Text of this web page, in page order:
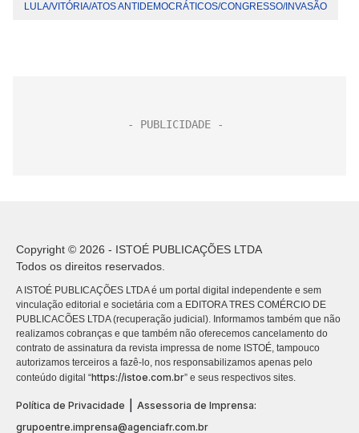
LULA/VITÓRIA/ATOS ANTIDEMOCRÁTICOS/CONGRESSO/INVASÃO
Copyright © 2026 - ISTOÉ PUBLICAÇÕES LTDA
Todos os direitos reservados.
A ISTOÉ PUBLICAÇÕES LTDA é um portal digital independente e sem
vinculação editorial e societária com a EDITORA TRES COMÉRCIO DE
PUBLICACÕES LTDA (recuperação judicial). Informamos também que não
realizamos cobranças e que também não oferecemos cancelamento do
contrato de assinatura da revista impressa de nome ISTOÉ, tampouco
autorizamos terceiros a fazê-lo, nos responsabilizamos apenas pelo
conteúdo digital “https://istoe.com.br” e seus respectivos sites.
Política de Privacidade
Assessoria de Imprensa:
grupoentre.imprensa@agenciafr.com.br